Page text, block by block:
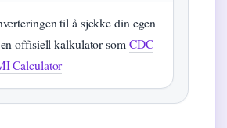
til å sjekke din egen
offisiell kalkulator som CDC
Calculator